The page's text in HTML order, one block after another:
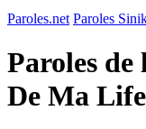
Paroles.net Paroles
Paroles de
De Ma